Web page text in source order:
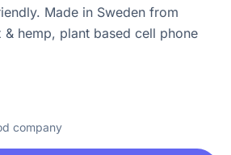
Made in Sweden from
hemp, plant based cell phone
company